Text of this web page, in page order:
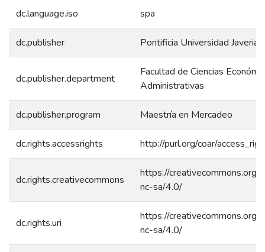
dc.language.iso spa
dc.publisher Pontificia Universidad
dc.publisher.department
Facultad de Ciencias
Administrativas
dc.publisher.program Maestría en Mercadeo
dc.rights.accessrights http://purl.org/coar/
dc.rights.creativecommons
https://creativecommons.org/
nc-sa/4.0/
dc.rights.uri
https://creativecommons.org/
nc-sa/4.0/